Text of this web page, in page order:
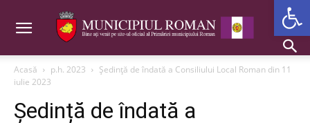
Acasă p.h. 2023
Ședință de îndată a Consiliului Local Roman din 11
iulie 2023
Ședință de îndată a